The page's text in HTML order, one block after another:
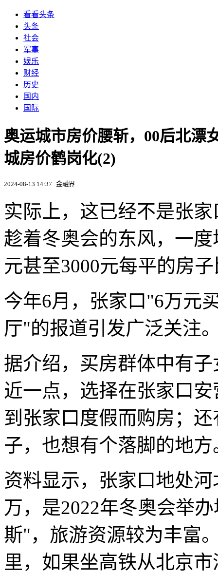
看看头条
头条
社会
军事
娱乐
财经
历史
国内
国际
奥运城市房价腰斩，00后北漂
城房价鹤岗化(2)
2024-08-13 14:37 金融界
实际上，这已经不是张
趁着冬奥会的东风，一
元甚至3000元每平的房
今年6月，张家口"6万元
厅"的报道引发广泛关注
据介绍，买房群体中有
近一点，选择在张家口
到张家口度假而购房；
子，也想有个落脚的地方
资料显示，张家口地处
万，是2022年冬奥会举
斯"，旅游资源较为丰富
里，如果坐高铁从北京